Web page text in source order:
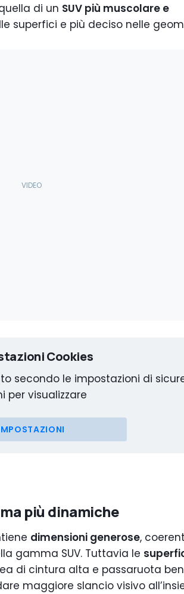
di un SUV più muscolare e
superfici e più deciso nelle
Cookies
secondo le impostazioni di
per visualizzare
più dinamiche
dimensioni generose,
gamma SUV. Tuttavia le
di cintura alta e passaruota ben
maggiore slancio visivo